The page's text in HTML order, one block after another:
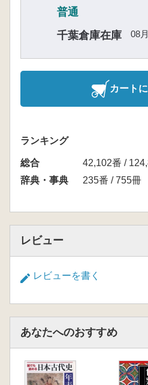
普通
千葉倉庫在庫
08
カート
ランキング
総合
42,102番 /
辞典・事典
235番 / 755冊
レビュー
レビューを書く
あなたへのおすすめ